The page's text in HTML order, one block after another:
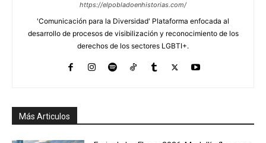
https://elpobladoenhistorias.com/
'Comunicación para la Diversidad' Plataforma enfocada al
desarrollo de procesos de visibilización y reconocimiento de los
derechos de los sectores LGBTI+.
Más Articulos